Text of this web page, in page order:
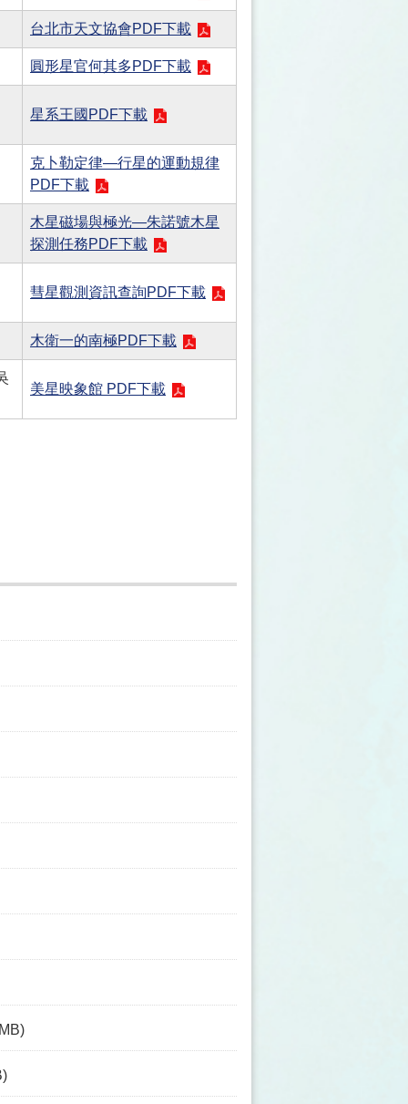
台北市天文協會PDF下載
圓形星官何其多PDF下載
星系王國PDF下載
克卜勒定律—行星的運動規律
PDF下載
木星磁場與極光—朱諾號木星
探測任務PDF下載
彗星觀測資訊查詢PDF下載
木衛一的南極PDF下載
美星映象館 PDF下載